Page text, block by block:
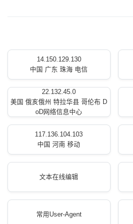
14.150.129.130
中国 广东 珠海 电信
22.132.45.0
美国 俄亥俄州 特拉华县 哥伦布 D
oD网络信息中心
117.136.104.103
中国 河南 移动
文本在线编辑
常用User-Agent